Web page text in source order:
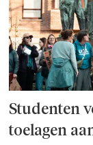
Studenten
toelagen